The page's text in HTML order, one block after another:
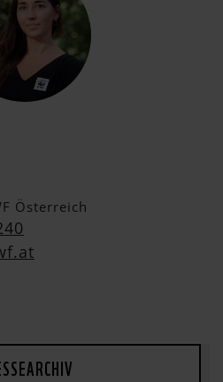
Österreich